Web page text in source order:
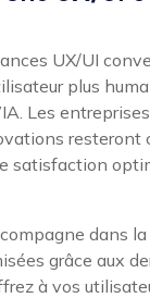
UX/UI
plus
Les
resteront
satisfaction
dans
grâce aux
à vos